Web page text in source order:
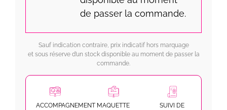
de passer la commande.
Sauf indication contraire, prix indicatif hors marquage
et sous réserve d’un stock disponible au moment de passer la
commande.
ACCOMPAGNEMENT MAQUETTE
SUIVI DE